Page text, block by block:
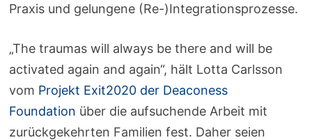
Praxis und gelungene (Re-)Integrationsprozesse.
„The traumas will always be there and will be
activated again and again“, hält Lotta Carlsson
vom Projekt Exit2020 der Deaconess
Foundation über die aufsuchende Arbeit mit
zurückgekehrten Familien fest. Daher seien